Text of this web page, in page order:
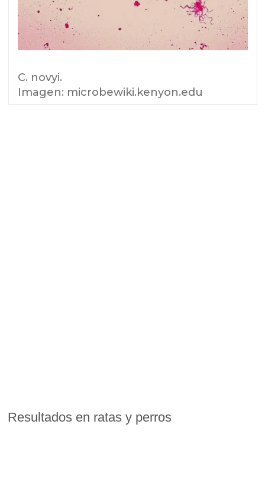
C. novyi.
Imagen: microbewiki.kenyon.edu
Resultados en ratas y perros